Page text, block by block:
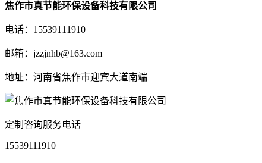
焦作市真节能环保设备科技有限公司
电话：15539111910
邮箱：jzzjnhb@163.com
地址：河南省焦作市迎宾大道南端
定制咨询服务电话
15539111910